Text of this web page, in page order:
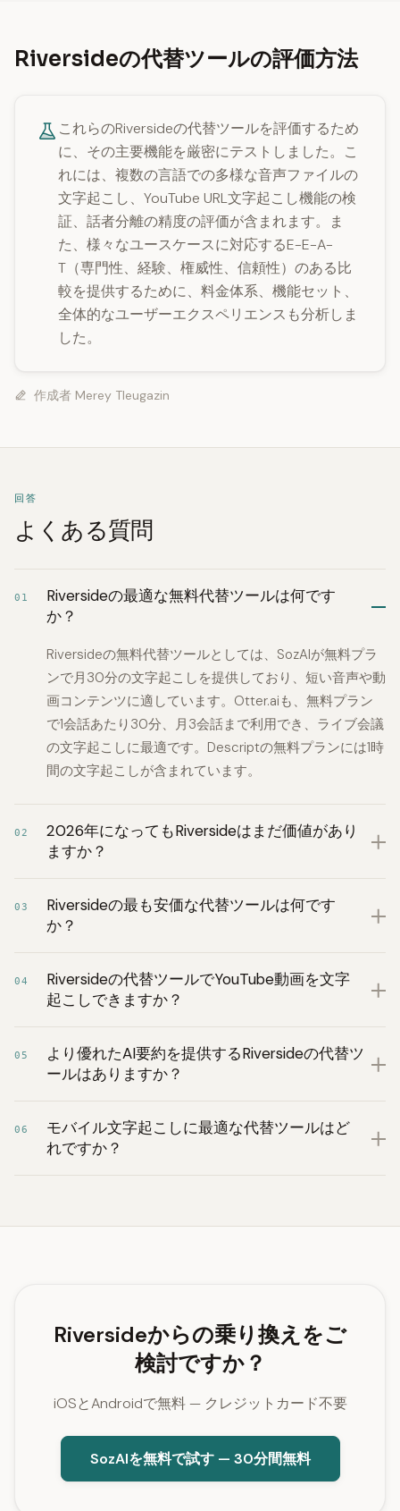
Riversideの代替ツールの評価方法
これらのRiversideの代替ツールを評価するため
に、その主要機能を厳密にテストしました。こ
れには、複数の言語での多様な音声ファイルの
文字起こし、YouTube URL文字起こし機能の検
証、話者分離の精度の評価が含まれます。ま
た、様々なユースケースに対応するE-E-A-
T（専門性、経験、権威性、信頼性）のある比
較を提供するために、料金体系、機能セット、
全体的なユーザーエクスペリエンスも分析しま
した。
作成者 Merey Tleugazin
回答
よくある質問
01
Riversideの最適な無料代替ツールは何です
か？
Riversideの無料代替ツールとしては、SozAIが無料プラ
ンで月30分の文字起こしを提供しており、短い音声や動
画コンテンツに適しています。Otter.aiも、無料プラン
で1会話あたり30分、月3会話まで利用でき、ライブ会議
の文字起こしに最適です。Descriptの無料プランには1時
間の文字起こしが含まれています。
02
2026年になってもRiversideはまだ価値があり
ますか？
03
Riversideの最も安価な代替ツールは何です
か？
04
Riversideの代替ツールでYouTube動画を文字
起こしできますか？
05
より優れたAI要約を提供するRiversideの代替ツ
ールはありますか？
06
モバイル文字起こしに最適な代替ツールはど
れですか？
Riversideからの乗り換えをご
検討ですか？
iOSとAndroidで無料 — クレジットカード不要
SozAIを無料で試す — 30分間無料